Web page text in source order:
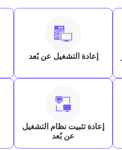
إعادة التشغيل عن بُعد
إعادة تثبيت نظام التشغيل
عن بُعد